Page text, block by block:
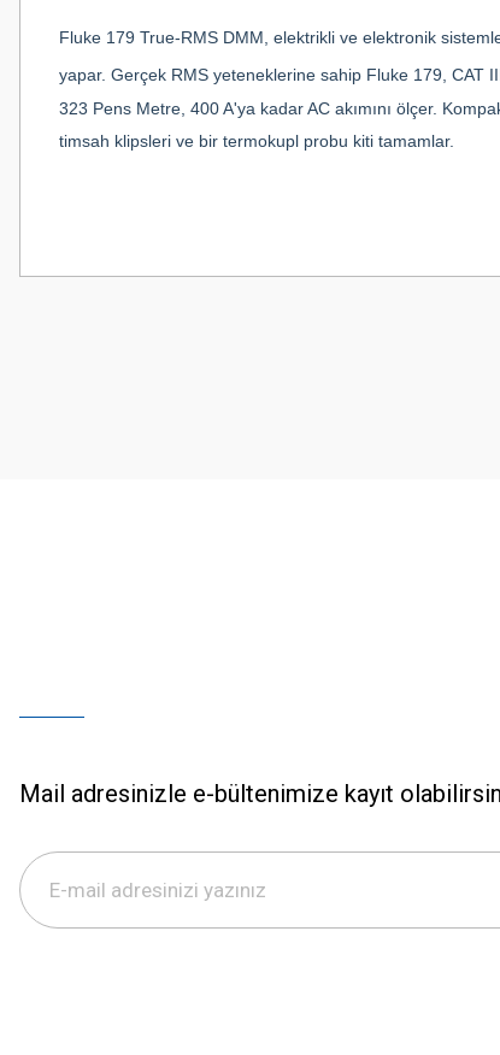
Fluke 179 True-RMS DMM, elektrikli ve elektronik
yapar. Gerçek RMS yeteneklerine sahip Fluke 179, CAT
323 Pens Metre, 400 A'ya kadar AC akımını ölçer.
timsah klipsleri ve bir termokupl probu kiti tamamlar.
Görüş ve önerileriniz için teşekkür ederiz.
Mail adresinizle e-bültenimize kayıt